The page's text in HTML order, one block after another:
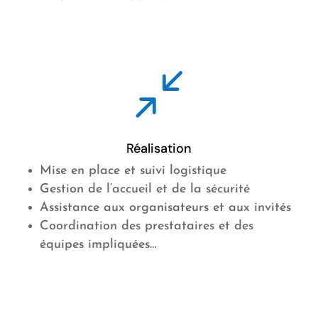
/
Réalisation
Mise en place et suivi logistique
Gestion de l’accueil et de la sécurité
Assistance aux organisateurs et aux invités
Coordination des prestataires et des
équipes impliquées…